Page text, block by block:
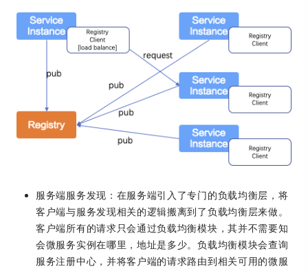
服务端服务发现：在服务端引入了专门的负载均衡层，将
客户端与服务发现相关的逻辑搬离到了负载均衡层来做。
客户端所有的请求只会通过负载均衡模块，其并不需要知
会微服务实例在哪里，地址是多少。负载均衡模块会查询
服务注册中心，并将客户端的请求路由到相关可用的微服